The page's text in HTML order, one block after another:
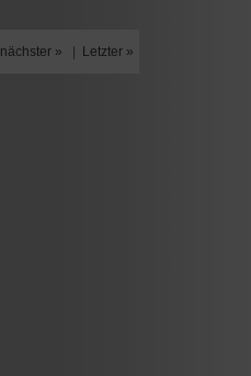
nächster » Letzter »